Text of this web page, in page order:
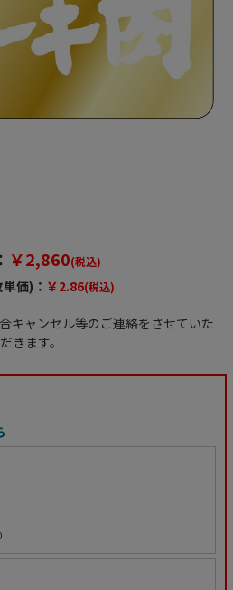
￥2,860(税込)
価)： ￥2.86(税込)
キャンセル等のご連絡をさせていた
だきます。